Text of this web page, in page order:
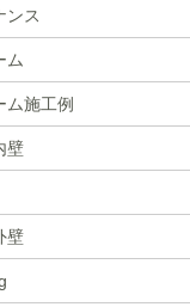
ンス
ム
ム施工例
壁
壁